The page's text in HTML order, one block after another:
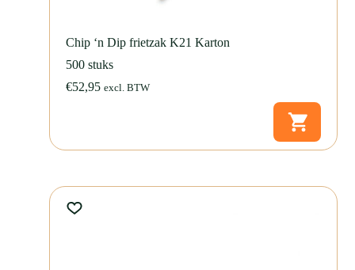
met ons op voor persoonlijk advies. We helpen je graag verder!
SNAB-TER-200
Chip ‘n Dip frietzak K21 Karton
500 stuks
€52,95 excl. BTW